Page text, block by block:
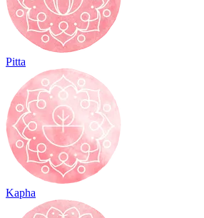
Pitta
Kapha